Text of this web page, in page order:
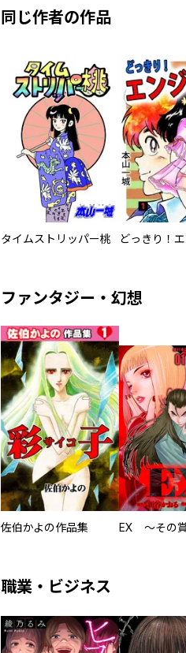
同じ作者の作品
タイムストリッパー桃 どっきり！
ファンタジー・幻想
佐伯かよの作品集
職業・ビジネス